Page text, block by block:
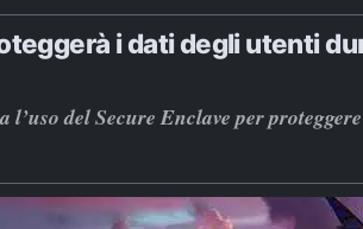
i dati degli utenti
l’uso del Secure Enclave per